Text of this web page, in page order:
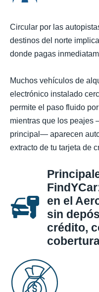
Circular por las
destinos del norte
donde pagas
Muchos vehículos de
electrónico instalado
permite el paso fluido
mientras que los peajes
principal— aparecen
extracto de tu tarjeta de
en el
sin
crédito,